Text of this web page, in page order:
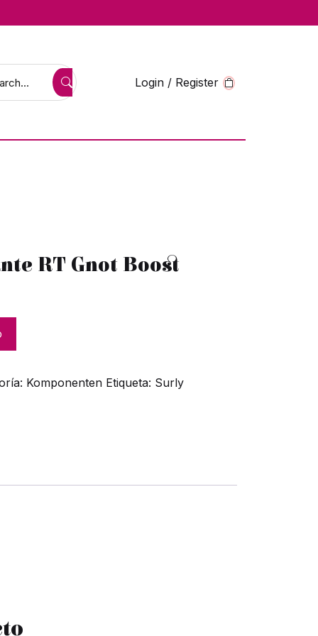
Login / Register
RT Gnot Boost
Komponenten Etiqueta: Surly